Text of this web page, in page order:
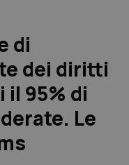
di
dei diritti
il 95% di
Le